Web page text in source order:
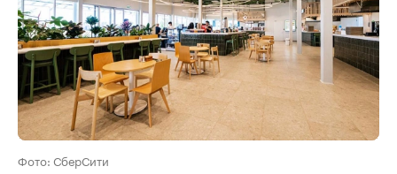
Фото: СберСити